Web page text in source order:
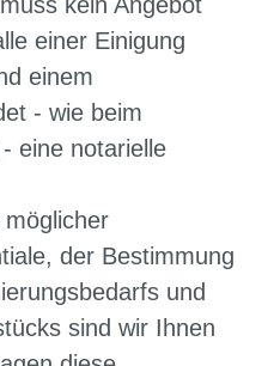
einer Einigung
einem
- wie beim
eine notarielle
der Bestimmung
und
sind wir Ihnen